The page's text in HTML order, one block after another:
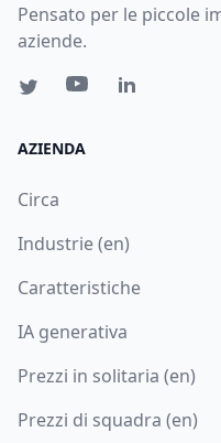
Pensato per le piccole
aziende.
AZIENDA
Circa
Industrie (en)
Caratteristiche
IA generativa
Prezzi in solitaria (en)
Prezzi di squadra (en)